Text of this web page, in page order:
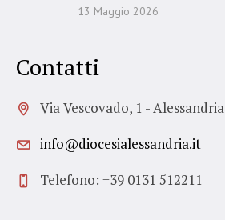
13 Maggio 2026
Contatti
Via Vescovado, 1 - Alessandria
info@diocesialessandria.it
Telefono: +39 0131 512211